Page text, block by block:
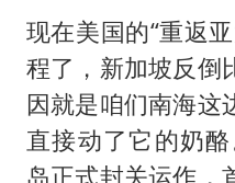
现在美国的“重返
程了，新加坡反倒
因就是咱们南海这
直接动了它的奶
岛正式封关运作，